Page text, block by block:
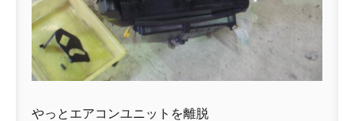
やっとエアコンユニットを離脱